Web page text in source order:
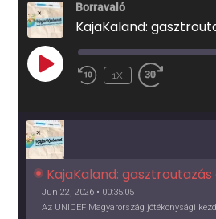
Borravaló
KajaKaland:
PLAY
EPISODE
1X
KajaKaland:
Jun 22, 2026 • 00:35:05